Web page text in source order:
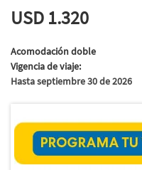
USD 1.320
Acomodación doble
Vigencia de viaje:
Hasta septiembre 30 de 2026